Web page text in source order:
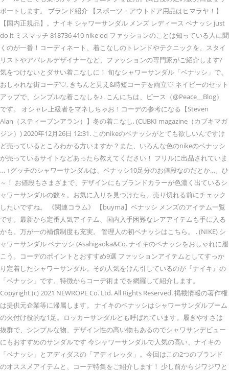
ポートします。 ブランド紹介 【スポーツ・アウトドア用品はヒマラヤ！】
【国内正規品】。ナイキ シャワーサンダル メンズ レディース ベナッシ just
do it ミスマッチ 818736 410 nike od ファッションのことは知っている人に聞
くのが一番！コーディネート、着こなしのトレンドやテクニックを、スタイ
リストやアパレルデザイナーなど、ファッションの専門家がご紹介します?
気をつけないとダサい着こなしに！ 旬なシャワーサンダル「ベナッシ」で、
おしゃれな街コーデ♡, きちんと見え&時短コーデを両立♡ ネイビーのセット
アップで、シンプルな着こなしを♪. こんにちは、ピース（@Peace__Blog）
です。 オシャレ上級者をマネしちゃお！コーデの参考になる【Steven
Alan（スティーブンアラン）】冬の着こなし, (CUBKI magazine（カブキマガ
ジン）) 2020年12月26日 12:31. このnikeのベナッシがとても欲しいんですけ
ど売っているところわかる方いますか？また、いろんな色のnikeのベナッシ
が売っているサイトなどあったら教えてください！ フリルに出品されていま
… ↑グッチのシャワーサンダルは、ベナッシ10足分のお値段なのだとか…。ひ
～！ お値段もさまざまで、デザインにもブランドカラーが色濃く出ているシ
ャワーサンダルの数々。お気に入りを見つけたら、売り切れる前にチェック
したいですね。 《関連コラム》 【buyma】ベナッシ メンズのアイテム一覧
です。最新から定番人気アイテム、国内入手困難なレアアイテムも手に入る
かも。万が一の補償制度も充実。 管理人の初ベナッシはこちら。 . (NIKE) シ
ャワーサンダル ベナッシ (Asahigaoka&Co. ナイキのベナッシをおしゃれに履
こう。コーデのポイントとおすすめ9選 ファッションアイテムとしてすっか
り定着したシャワーサンダル。その人気をけん引しているのが『ナイキ』の
「ベナッシ」です。特徴からコーデ術までを網羅して紹介します。
Copyright (c) 2021 NEWROPE Co. Ltd. All Rights Reserved. 掲載情報の著作権
は提供元企業等に帰属します。 ナイキのベナッシはシャワーサンダルブーム
の火付け役的な1足。ロッカーサンダルとも呼ばれています。履きやすさは
抜群で、シンプルな物、デザイン性の高い物もあるのでシャワサンデビュー
にもおすすめのサンダルです 今シャワーサンダルで人気の高い、ナイキの
「ベナッシ」とアディダスの「アディレッタ」。今回はこの2つのブランド
のオススメアイテムと、コーデ特集をご紹介します！ 少し前からジワジワと